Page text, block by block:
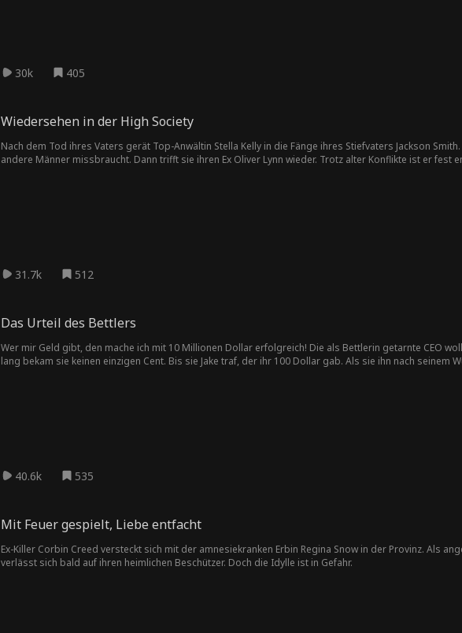
30k 405
Wiedersehen in der High Society
Nach dem Tod ihres Vaters gerät Top-Anwältin Stella Kelly in die Fänge ihres Stiefvaters Jackson
andere Männer missbraucht. Dann trifft sie ihren Ex Oliver Lynn wieder. Trotz alter Konflikte ist er
31.7k 512
Das Urteil des Bettlers
Wer mir Geld gibt, den mache ich mit 10 Millionen Dollar erfolgreich! Die als Bettlerin getarnte CEO
lang bekam sie keinen einzigen Cent. Bis sie Jake traf, der ihr 100 Dollar gab. Als sie ihn nach seinem
40.6k 535
Mit Feuer gespielt, Liebe entfacht
Ex-Killer Corbin Creed versteckt sich mit der amnesiekranken Erbin Regina Snow in der Provinz. Als
verlässt sich bald auf ihren heimlichen Beschützer. Doch die Idylle ist in Gefahr.